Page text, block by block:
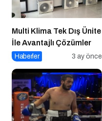
Multi Klima Tek Dış Ünite
İle Avantajlı Çözümler
Haberler 3 ay önce